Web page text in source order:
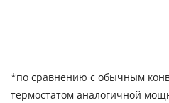
*по сравнению с обычным
термостатом аналогичной